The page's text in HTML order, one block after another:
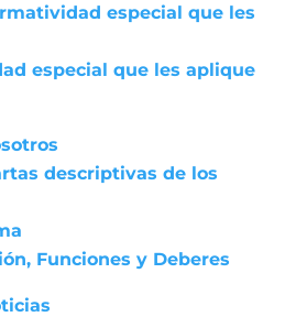
especial que les
especial que les aplique
descriptivas de los
Funciones y Deberes